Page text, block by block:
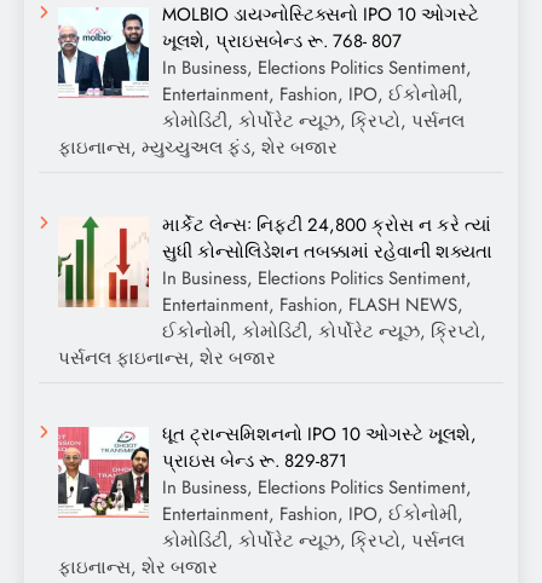
MOLBIO ડાયગ્નોસ્ટિક્સનો IPO 10 ઓગસ્ટે
ખૂલશે, પ્રાઇસબેન્ડ રૂ. 768- 807
In Business, Elections Politics Sentiment,
Entertainment, Fashion, IPO, ઈકોનોમી,
કોમોડિટી, કોર્પોરેટ ન્યૂઝ, ક્રિપ્ટો, પર્સનલ
ફાઇનાન્સ, મ્યુચ્યુઅલ ફંડ, શેર બજાર
માર્કેટ લેન્સઃ નિફ્ટી 24,800 ક્રોસ ન કરે ત્યાં
સુધી કોન્સોલિડેશન તબક્કામાં રહેવાની શક્યતા
In Business, Elections Politics Sentiment,
Entertainment, Fashion, FLASH NEWS,
ઈકોનોમી, કોમોડિટી, કોર્પોરેટ ન્યૂઝ, ક્રિપ્ટો,
પર્સનલ ફાઇનાન્સ, શેર બજાર
ધૂત ટ્રાન્સમિશનનો IPO 10 ઓગસ્ટે ખૂલશે,
પ્રાઇસ બેન્ડ રૂ. 829-871
In Business, Elections Politics Sentiment,
Entertainment, Fashion, IPO, ઈકોનોમી,
કોમોડિટી, કોર્પોરેટ ન્યૂઝ, ક્રિપ્ટો, પર્સનલ
ફાઇનાન્સ, શેર બજાર